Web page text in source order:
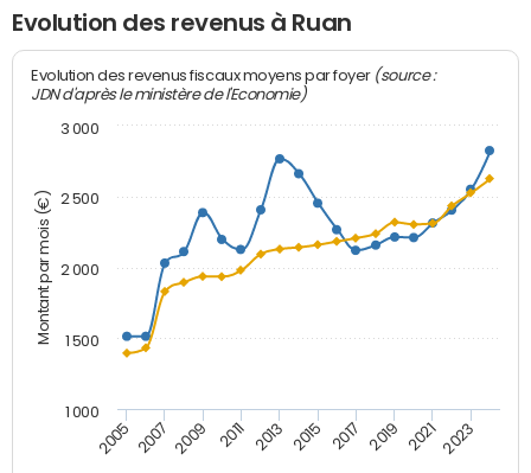
Evolution des revenus à Ruan
Montant par mois (€)
Evolution des revenus fiscaux moyens par foyer (source :
JDN d'après le ministère de l'Economie)
2005 2007 2009 2011 2013 2015 2017 2019 2021 2023
1 000
1 500
2 000
2 500
3 000